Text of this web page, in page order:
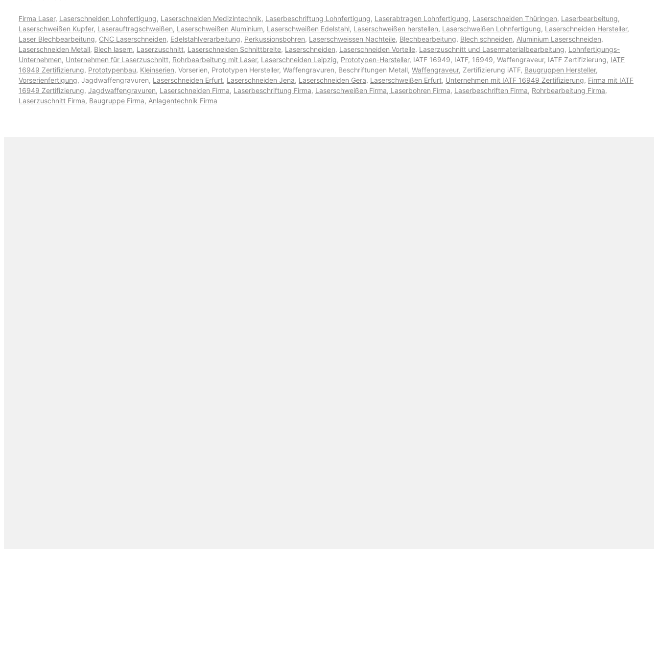
Firma Laser, Laserschneiden Lohnfertigung, Laserschneiden Medizintechnik, Laserbeschriftung Lohnfertigung, Laserabtragen Lohnfertigung, Laserschneiden Thüringen, Laserbearbeitung,
Laserschweißen Kupfer, Laserauftragschweißen, Laserschweißen Aluminium, Laserschweißen Edelstahl, Laserschweißen herstellen, Laserschweißen Lohnfertigung, Laserschneiden Hersteller,
Laser Blechbearbeitung, CNC Laserschneiden, Edelstahlverarbeitung, Perkussionsbohren, Laserschweissen Nachteile, Blechbearbeitung, Blech schneiden, Aluminium Laserschneiden,
Laserschneiden Metall, Blech lasern, Laserzuschnitt, Laserschneiden Schnittbreite, Laserschneiden, Laserschneiden Vorteile, Laserzuschnitt und Lasermaterialbearbeitung, Lohnfertigungs-
Unternehmen, Unternehmen für Laserzuschnitt, Rohrbearbeitung mit Laser, Laserschneiden Leipzig, Prototypen-Hersteller, IATF 16949, IATF, 16949, Waffengraveur, IATF Zertifizierung, IATF
16949 Zertifizierung, Prototypenbau, Kleinserien, Vorserien, Prototypen Hersteller, Waffengravuren, Beschriftungen Metall, Waffengraveur, Zertifizierung iATF, Baugruppen Hersteller,
Vorserienfertigung, Jagdwaffengravuren, Laserschneiden Erfurt, Laserschneiden Jena, Laserschneiden Gera, Laserschweißen Erfurt, Unternehmen mit IATF 16949 Zertifizierung, Firma mit IATF
16949 Zertifizierung, Jagdwaffengravuren, Laserschneiden Firma, Laserbeschriftung Firma, Laserschweißen Firma, Laserbohren Firma, Laserbeschriften Firma, Rohrbearbeitung Firma,
Laserzuschnitt Firma, Baugruppe Firma, Anlagentechnik Firma